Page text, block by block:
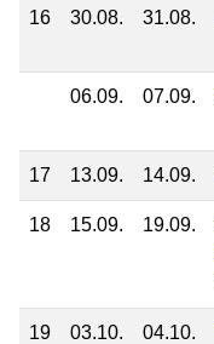
16 30.08. 31.08.
06.09. 07.09.
17 13.09. 14.09.
18 15.09. 19.09.
19 03.10. 04.10.